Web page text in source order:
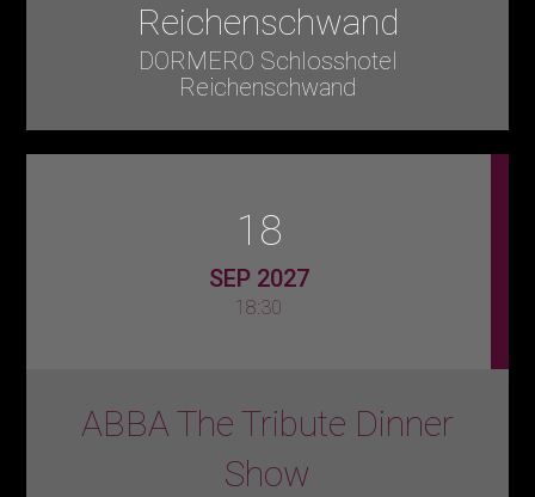
Reichenschwand
DORMERO Schlosshotel
Reichenschwand
18
SEP 2027
18:30
ABBA The Tribute Dinner
Show